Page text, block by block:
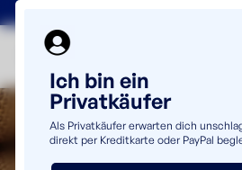
Ich bin ein
Privatkäufer
Als Privatkäufer erwarten dich
direkt per Kreditkarte oder PayPal